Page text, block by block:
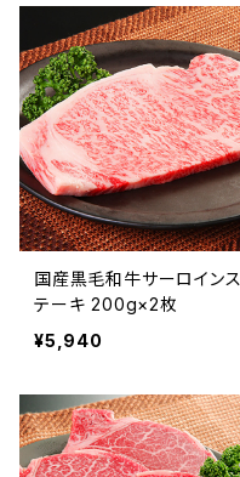
国産黒毛和牛サーロインス
テーキ 200g×2枚
¥5,940